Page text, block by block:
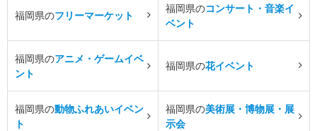
福岡県のフリーマーケット
福岡県のコンサート・音楽イ
ベント
福岡県のアニメ・ゲームイベ
ント
福岡県の花イベント
福岡県の動物ふれあいイベン
ト
福岡県の美術展・博物展・展
示会